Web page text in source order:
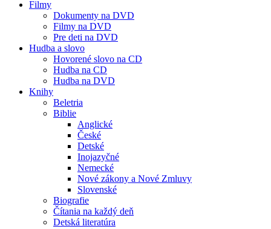
Filmy
Dokumenty na DVD
Filmy na DVD
Pre deti na DVD
Hudba a slovo
Hovorené slovo na CD
Hudba na CD
Hudba na DVD
Knihy
Beletria
Biblie
Anglické
České
Detské
Inojazyčné
Nemecké
Nové zákony a Nové Zmluvy
Slovenské
Biografie
Čítania na každý deň
Detská literatúra